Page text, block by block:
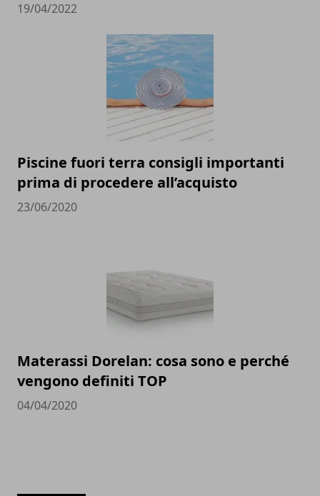
19/04/2022
Piscine fuori terra consigli importanti
prima di procedere all’acquisto
23/06/2020
Materassi Dorelan: cosa sono e perché
vengono definiti TOP
04/04/2020